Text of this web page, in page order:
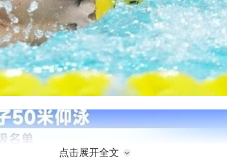
点击展开全文